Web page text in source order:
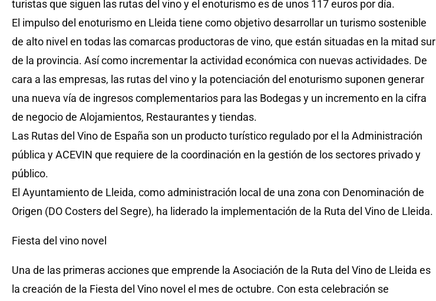
turistas que siguen las rutas del vino y el enoturismo es de unos 117 euros por día.
El impulso del enoturismo en Lleida tiene como objetivo desarrollar un turismo sostenible
de alto nivel en todas las comarcas productoras de vino, que están situadas en la mitad sur
de la provincia. Así como incrementar la actividad económica con nuevas actividades. De
cara a las empresas, las rutas del vino y la potenciación del enoturismo suponen generar
una nueva vía de ingresos complementarios para las Bodegas y un incremento en la cifra
de negocio de Alojamientos, Restaurantes y tiendas.
Las Rutas del Vino de España son un producto turístico regulado por el la Administración
pública y ACEVIN que requiere de la coordinación en la gestión de los sectores privado y
público.
El Ayuntamiento de Lleida, como administración local de una zona con Denominación de
Origen (DO Costers del Segre), ha liderado la implementación de la Ruta del Vino de Lleida.
Fiesta del vino novel
Una de las primeras acciones que emprende la Asociación de la Ruta del Vino de Lleida es
la creación de la Fiesta del Vino novel el mes de octubre. Con esta celebración se